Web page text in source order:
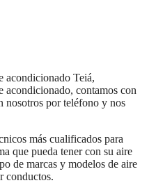
acondicionado Teiá,
acondicionado, contamos con
nosotros por teléfono y nos
más cualificados para
que pueda tener con su aire
de marcas y modelos de aire
conductos.